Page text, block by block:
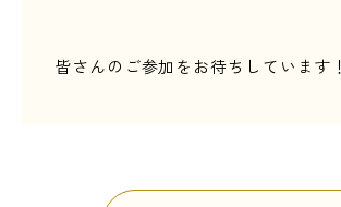
皆さんのご参加をお待ちしています！